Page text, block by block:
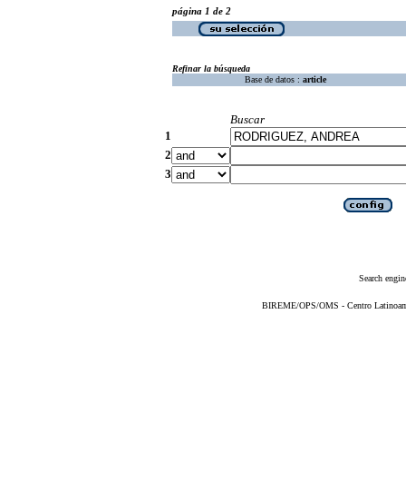
página 1 de 2
Refinar la búsqueda
Base de datos : article
Buscar
1
2
3
Search
BIREME/OPS/OMS - Centro